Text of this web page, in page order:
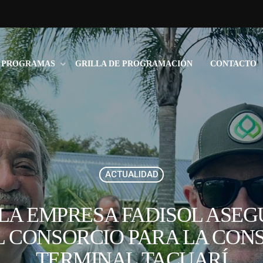
PROGRAMAS GRILLA DE PROGRAMACIÓN CONTACTO
ACTUALIDAD
EMPRESA FADISOL
PARA LA